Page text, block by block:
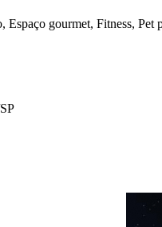
gourmet, Fitness,